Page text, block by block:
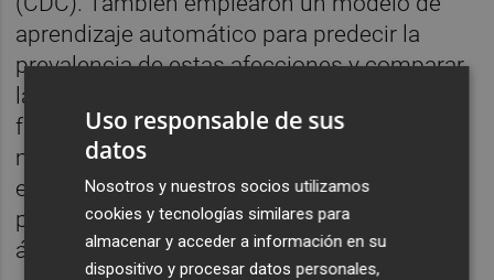
aprendizaje automático para predecir la
prevalencia de estas afecciones y comparar
las asociaciones observadas con otros 154
factores sociales y ambientales, como la
mediana de ingresos por hogar, la tasa de
empleo y la contaminación atmosférica por
partículas en suspensión en las mismas
áreas.
Uso responsable de sus
datos
Nosotros y nuestros socios utilizamos
cookies y tecnologías similares para
almacenar y acceder a información en su
dispositivo y procesar datos personales,